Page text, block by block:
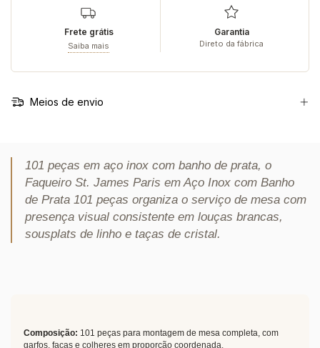
Frete grátis
Saiba mais
Garantia
Direto da fábrica
Meios de envio
101 peças em aço inox com banho de prata, o
Faqueiro St. James Paris em Aço Inox com Banho
de Prata 101 peças organiza o serviço de mesa com
presença visual consistente em louças brancas,
sousplats de linho e taças de cristal.
Composição: 101 peças para montagem de mesa completa, com
garfos, facas e colheres em proporção coordenada.